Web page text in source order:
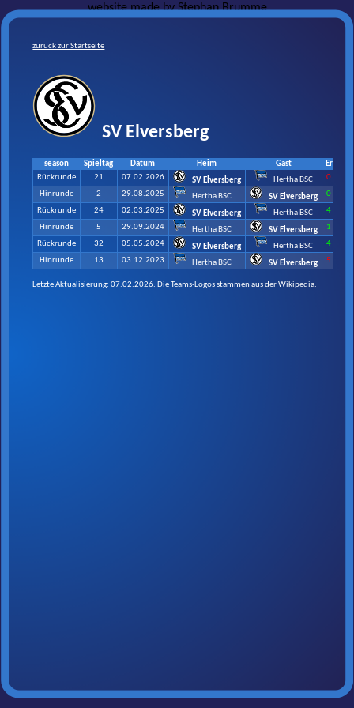
zurück zur Startseite
SV Elversberg
season Spieltag Datum Heim Gast
Rückrunde
21 07.02.2026 SV Elversberg Hertha BSC
0 : 3
Hinrunde
2 29.08.2025 Hertha BSC SV Elversberg
0 : 2
Rückrunde
24 02.03.2025 SV Elversberg Hertha BSC
4 : 0
Hinrunde
5 29.09.2024 Hertha BSC SV Elversberg
1 : 4
Rückrunde
32 05.05.2024 SV Elversberg Hertha BSC
4 : 2
Hinrunde
13 03.12.2023 Hertha BSC SV Elversberg 5 : 1
Letzte Aktualisierung: 07.02.2026. Die Teams-Logos stammen aus derWikipedia.
website made byStephan Brumme